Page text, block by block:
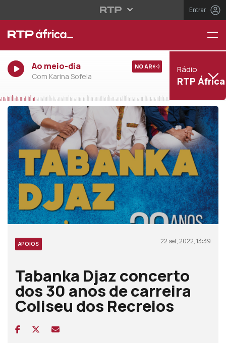
Entrar
Ao meio-dia
Com Karina Sofela
NO AR Rádio
RTP África
APOIOS 22 set, 2022, 13:39
Tabanka Djaz concerto
dos 30 anos de carreira
Coliseu dos Recreios